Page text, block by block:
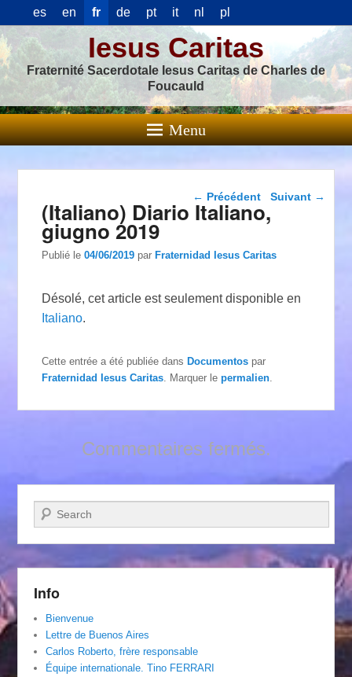
es en fr de pt it nl pl
Iesus Caritas
Fraternité Sacerdotale Iesus Caritas de Charles de
Foucauld
Menu
Navigation dans les
← Précédent Suivant →
(Italiano) Diario Italiano,
giugno 2019
Publié le04/06/2019 parFraternidad Iesus Caritas
Désolé, cet article est seulement disponible en
Italiano.
Cette entrée a été publiée dansDocumentos par
Fraternidad Iesus Caritas . Marquer lepermalien
Commentaires fermés.
Recherche
Info
Bienvenue
Lettre de Buenos Aires
Carlos Roberto, frère responsable
Équipe internationale. Tino FERRARI